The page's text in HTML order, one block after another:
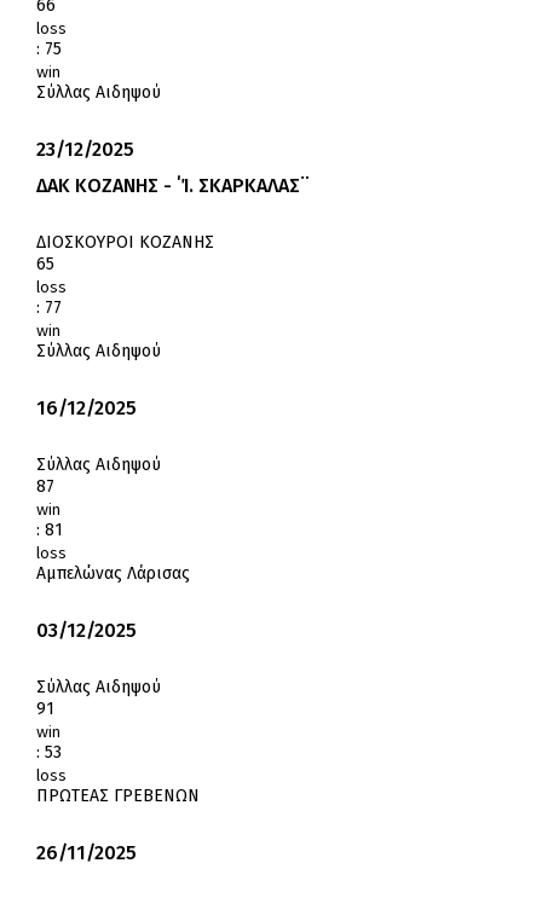
66
loss
: 75
win
Σύλλας Αιδηψού
23/12/2025
ΔΑΚ ΚΟΖΑΝΗΣ - ΄Ί. ΣΚΑΡΚΑΛΑΣ¨
ΔΙΟΣΚΟΥΡΟΙ ΚΟΖΑΝΗΣ
65
loss
: 77
win
Σύλλας Αιδηψού
16/12/2025
Σύλλας Αιδηψού
87
win
: 81
loss
Αμπελώνας Λάρισας
03/12/2025
Σύλλας Αιδηψού
91
win
: 53
loss
ΠΡΩΤΕΑΣ ΓΡΕΒΕΝΩΝ
26/11/2025